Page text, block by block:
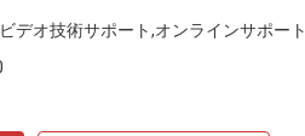
ビデオ技術サポート,オンラインサポート